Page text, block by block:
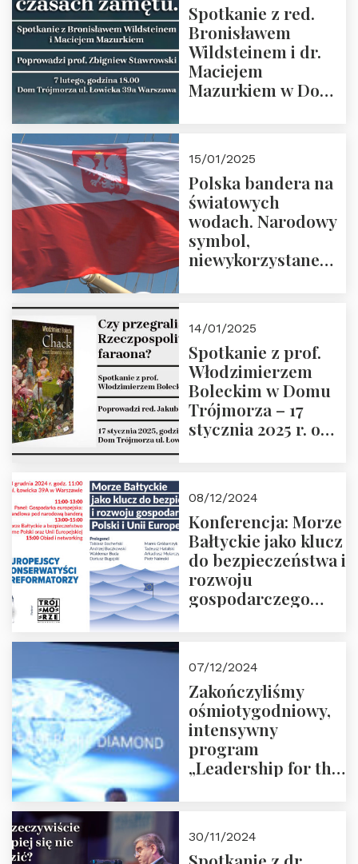
Spotkanie z red.
Bronisławem
Wildsteinem i dr.
Maciejem
Mazurkiem w Domu
Prowadzi prof.
Zbigniew
Stawrowski
15/01/2025
Polska bandera na
światowych
wodach. Narodowy
symbol,
niewykorzystane
14/01/2025
Spotkanie z prof.
Włodzimierzem
Boleckim w Domu
Trójmorza – 17
stycznia 2025 r. o
08/12/2024
Konferencja: Morze
Bałtyckie jako klucz
do bezpieczeństwa i
rozwoju
gospodarczego
ZAPRASZAMY
07/12/2024
Zakończyliśmy
ośmiotygodniowy,
intensywny
program
„Leadership for the
30/11/2024